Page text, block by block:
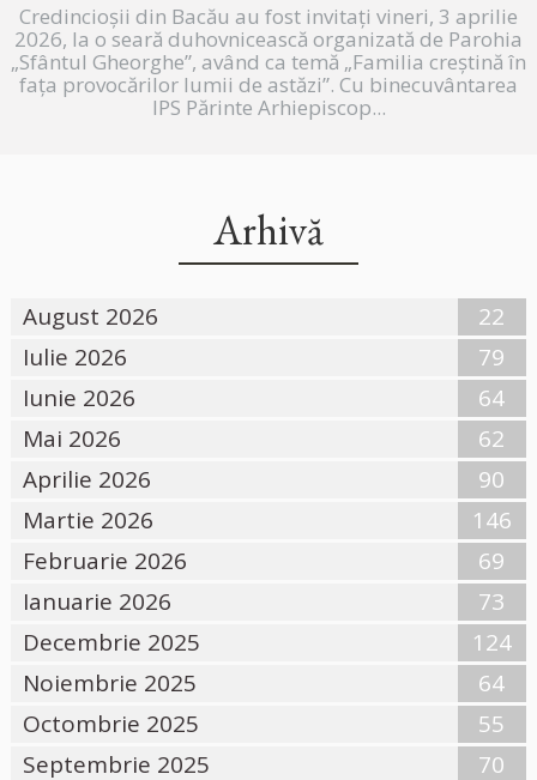
Credincioșii din Bacău au fost invitați vineri, 3 aprilie
2026, la o seară duhovnicească organizată de Parohia
„Sfântul Gheorghe”, având ca temă „Familia creștină în
fața provocărilor lumii de astăzi”. Cu binecuvântarea
IPS Părinte Arhiepiscop...
Arhivă
August 2026
22
Iulie 2026
79
Iunie 2026
64
Mai 2026
62
Aprilie 2026
90
Martie 2026
146
Februarie 2026
69
Ianuarie 2026
73
Decembrie 2025
124
Noiembrie 2025
64
Octombrie 2025
55
Septembrie 2025
70